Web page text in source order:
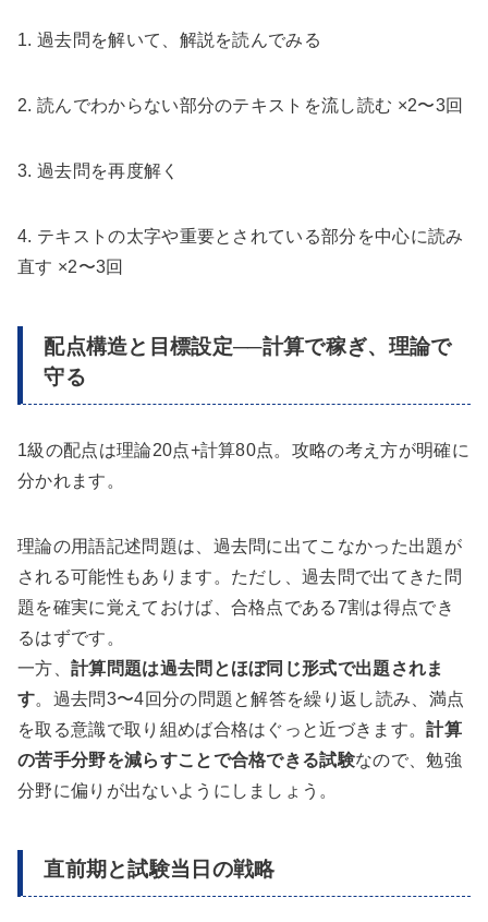
1. 過去問を解いて、解説を読んでみる
2. 読んでわからない部分のテキストを流し読む ×2〜3回
3. 過去問を再度解く
4. テキストの太字や重要とされている部分を中心に読み
直す ×2〜3回
配点構造と目標設定──計算で稼ぎ、理論で
守る
1級の配点は理論20点+計算80点。攻略の考え方が明確に
分かれます。
理論の用語記述問題は、過去問に出てこなかった出題が
される可能性もあります。ただし、過去問で出てきた問
題を確実に覚えておけば、合格点である7割は得点でき
るはずです。
一方、 計算問題は過去問とほぼ同じ形式で出題されま
す。過去問3〜4回分の問題と解答を繰り返し読み、満点
を取る意識で取り組めば合格はぐっと近づきます。計算
の苦手分野を減らすことで合格できる試験なので、勉強
分野に偏りが出ないようにしましょう。
直前期と試験当日の戦略